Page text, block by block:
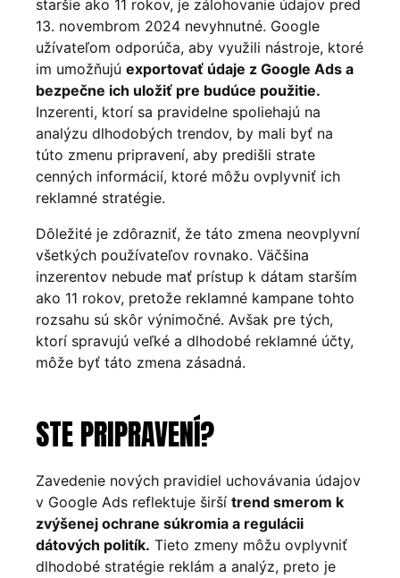
staršie ako 11 rokov, je zálohovanie údajov pred
13. novembrom 2024 nevyhnutné. Google
užívateľom odporúča, aby využili nástroje, ktoré
im umožňujú exportovať údaje z Google Ads a
bezpečne ich uložiť pre budúce použitie.
Inzerenti, ktorí sa pravidelne spoliehajú na
analýzu dlhodobých trendov, by mali byť na
túto zmenu pripravení, aby predišli strate
cenných informácií, ktoré môžu ovplyvniť ich
reklamné stratégie.
Dôležité je zdôrazniť, že táto zmena neovplyvní
všetkých používateľov rovnako. Väčšina
inzerentov nebude mať prístup k dátam starším
ako 11 rokov, pretože reklamné kampane tohto
rozsahu sú skôr výnimočné. Avšak pre tých,
ktorí spravujú veľké a dlhodobé reklamné účty,
môže byť táto zmena zásadná.
STE PRIPRAVENÍ?
Zavedenie nových pravidiel uchovávania údajov
v Google Ads reflektuje širší trend smerom k
zvýšenej ochrane súkromia a regulácii
dátových politík. Tieto zmeny môžu ovplyvniť
dlhodobé stratégie reklám a analýz, preto je